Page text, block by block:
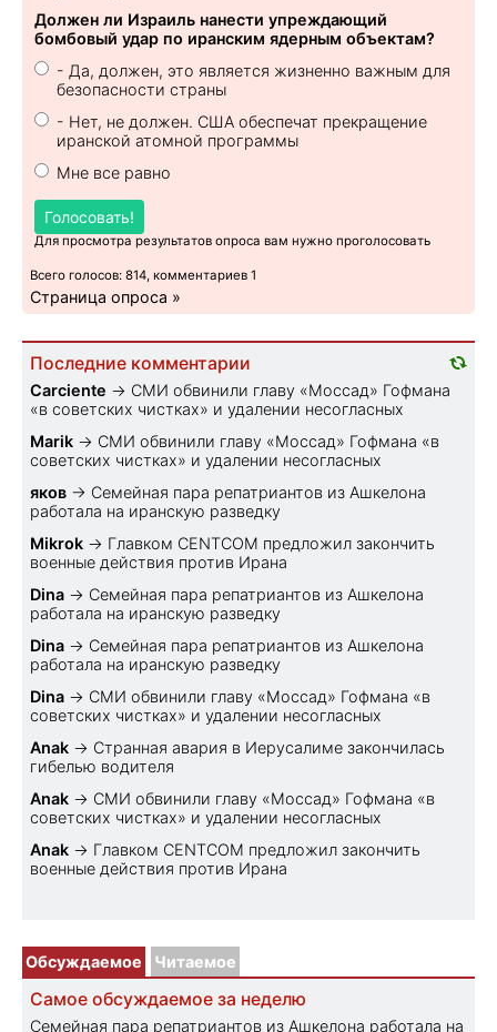
Должен ли Израиль нанести упреждающий
бомбовый удар по иранским ядерным объектам?
- Да, должен, это является жизненно важным для
безопасности страны
- Нет, не должен. США обеспечат прекращение
иранской атомной программы
Мне все равно
Голосовать!
Для просмотра результатов опроса вам нужно проголосовать
Всего голосов: 814, комментариев 1
Страница опроса »
Последние комментарии
Carciente → СМИ обвинили главу «Моссад» Гофмана
«в советских чистках» и удалении несогласных
Marik → СМИ обвинили главу «Моссад» Гофмана «в
советских чистках» и удалении несогласных
яков → Семейная пара репатриантов из Ашкелона
работала на иранскую разведку
Mikrok → Главком CENTCOM предложил закончить
военные действия против Ирана
Dina → Семейная пара репатриантов из Ашкелона
работала на иранскую разведку
Dina → Семейная пара репатриантов из Ашкелона
работала на иранскую разведку
Dina → СМИ обвинили главу «Моссад» Гофмана «в
советских чистках» и удалении несогласных
Anak → Странная авария в Иерусалиме закончилась
гибелью водителя
Anak → СМИ обвинили главу «Моссад» Гофмана «в
советских чистках» и удалении несогласных
Anak → Главком CENTCOM предложил закончить
военные действия против Ирана
Обсуждаемое Читаемое
Самое обсуждаемое за неделю
Семейная пара репатриантов из Ашкелона работала на